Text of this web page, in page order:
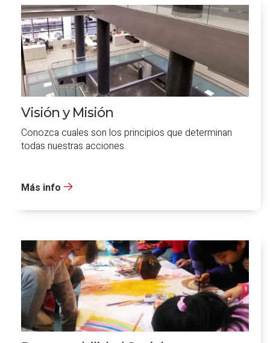
Visión y Misión
Conozca cuales son los principios que determinan
todas nuestras acciones.
Más info